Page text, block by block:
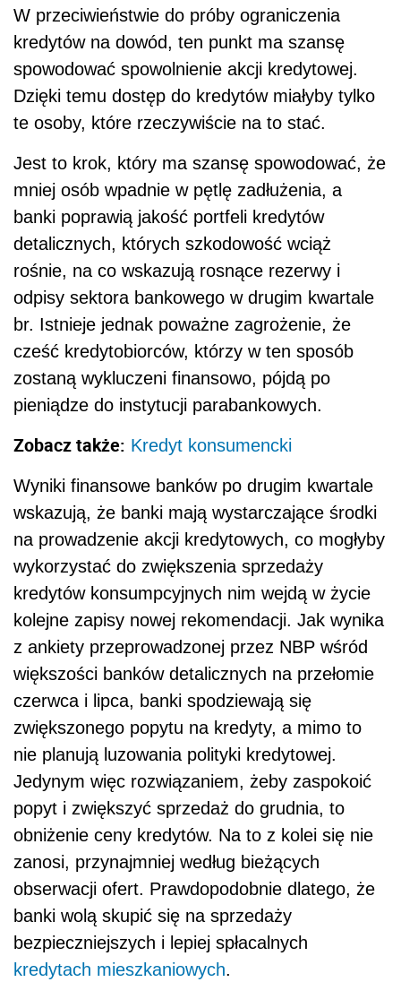
W przeciwieństwie do próby ograniczenia
kredytów na dowód, ten punkt ma szansę
spowodować spowolnienie akcji kredytowej.
Dzięki temu dostęp do kredytów miałyby tylko
te osoby, które rzeczywiście na to stać.
Jest to krok, który ma szansę spowodować, że
mniej osób wpadnie w pętlę zadłużenia, a
banki poprawią jakość portfeli kredytów
detalicznych, których szkodowość wciąż
rośnie, na co wskazują rosnące rezerwy i
odpisy sektora bankowego w drugim kwartale
br. Istnieje jednak poważne zagrożenie, że
cześć kredytobiorców, którzy w ten sposób
zostaną wykluczeni finansowo, pójdą po
pieniądze do instytucji parabankowych.
Zobacz także: Kredyt konsumencki
Wyniki finansowe banków po drugim kwartale
wskazują, że banki mają wystarczające środki
na prowadzenie akcji kredytowych, co mogłyby
wykorzystać do zwiększenia sprzedaży
kredytów konsumpcyjnych nim wejdą w życie
kolejne zapisy nowej rekomendacji. Jak wynika
z ankiety przeprowadzonej przez NBP wśród
większości banków detalicznych na przełomie
czerwca i lipca, banki spodziewają się
zwiększonego popytu na kredyty, a mimo to
nie planują luzowania polityki kredytowej.
Jedynym więc rozwiązaniem, żeby zaspokoić
popyt i zwiększyć sprzedaż do grudnia, to
obniżenie ceny kredytów. Na to z kolei się nie
zanosi, przynajmniej według bieżących
obserwacji ofert. Prawdopodobnie dlatego, że
banki wolą skupić się na sprzedaży
bezpieczniejszych i lepiej spłacalnych
kredytach mieszkaniowych.